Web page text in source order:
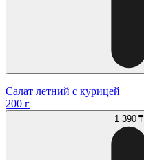
Салат летний с курицей
200 г
1 390 ₸